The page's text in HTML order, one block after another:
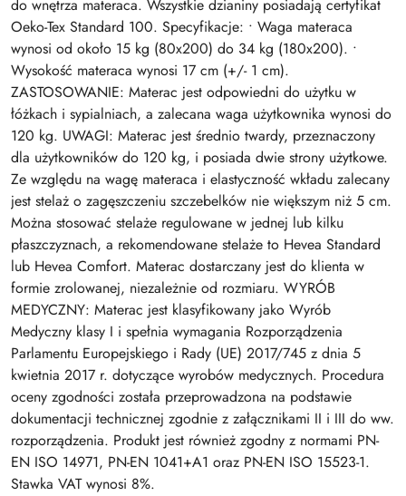
do wnętrza materaca. Wszystkie dzianiny posiadają certyfikat
Oeko-Tex Standard 100. Specyfikacje: • Waga materaca
wynosi od około 15 kg (80x200) do 34 kg (180x200). •
Wysokość materaca wynosi 17 cm (+/- 1 cm).
ZASTOSOWANIE: Materac jest odpowiedni do użytku w
łóżkach i sypialniach, a zalecana waga użytkownika wynosi do
120 kg. UWAGI: Materac jest średnio twardy, przeznaczony
dla użytkowników do 120 kg, i posiada dwie strony użytkowe.
Ze względu na wagę materaca i elastyczność wkładu zalecany
jest stelaż o zagęszczeniu szczebelków nie większym niż 5 cm.
Można stosować stelaże regulowane w jednej lub kilku
płaszczyznach, a rekomendowane stelaże to Hevea Standard
lub Hevea Comfort. Materac dostarczany jest do klienta w
formie zrolowanej, niezależnie od rozmiaru. WYRÓB
MEDYCZNY: Materac jest klasyfikowany jako Wyrób
Medyczny klasy I i spełnia wymagania Rozporządzenia
Parlamentu Europejskiego i Rady (UE) 2017/745 z dnia 5
kwietnia 2017 r. dotyczące wyrobów medycznych. Procedura
oceny zgodności została przeprowadzona na podstawie
dokumentacji technicznej zgodnie z załącznikami II i III do ww.
rozporządzenia. Produkt jest również zgodny z normami PN-
EN ISO 14971, PN-EN 1041+A1 oraz PN-EN ISO 15523-1.
Stawka VAT wynosi 8%.